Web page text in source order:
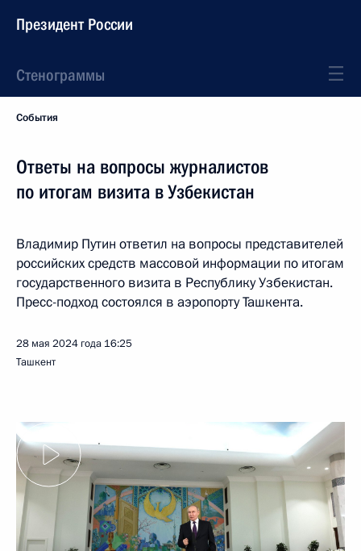
Президент России
Стенограммы
События
Ответы на вопросы журналистов
по итогам визита в Узбекистан
Владимир Путин ответил на вопросы представителей
российских средств массовой информации по итогам
государственного визита в Республику Узбекистан.
Пресс-подход состоялся в аэропорту Ташкента.
28 мая 2024 года 16:25
Ташкент